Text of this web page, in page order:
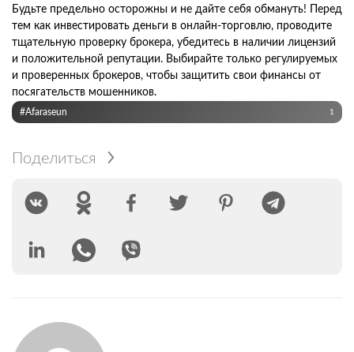
Будьте предельно осторожны и не дайте себя обмануть! Перед
тем как инвестировать деньги в онлайн-торговлю, проводите
тщательную проверку брокера, убедитесь в наличии лицензий
и положительной репутации. Выбирайте только регулируемых
и проверенных брокеров, чтобы защитить свои финансы от
посягательств мошенников.
#Afaraseun 1
Поделиться